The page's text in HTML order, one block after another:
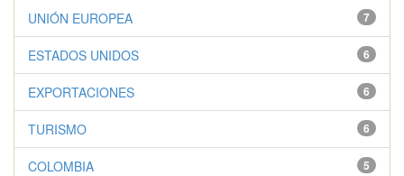
7
UNIÓN EUROPEA
6
ESTADOS UNIDOS
6
EXPORTACIONES
6
TURISMO
5
COLOMBIA